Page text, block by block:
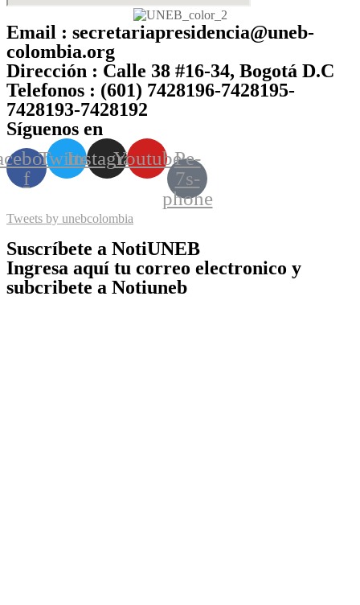
Email : secretariapresidencia@uneb-
colombia.org
Dirección : Calle 38 #16-34, Bogotá D.C
Telefonos : (601) 7428196-7428195-
7428193-7428192
Síguenos en
f
TwitterInstagramYoutubePe-
7s-
phone
Tweets by unebcolombia
Suscríbete a NotiUNEB
Ingresa aquí tu correo electronico y
subcribete a Notiuneb